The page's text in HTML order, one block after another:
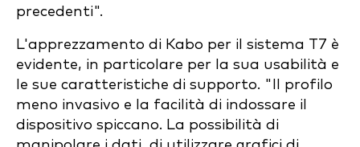
precedenti".
L'apprezzamento di Kabo per il sistema T7 è
evidente, in particolare per la sua usabilità e
le sue caratteristiche di supporto. "Il profilo
meno invasivo e la facilità di indossare il
dispositivo spiccano. La possibilità di